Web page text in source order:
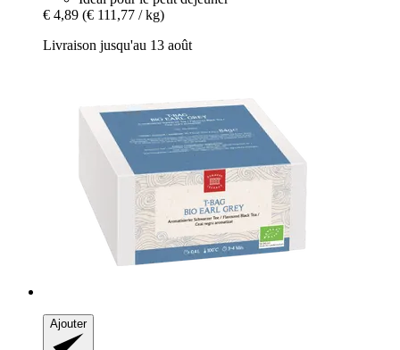
€ 4,89 (€ 111,77 / kg)
Livraison jusqu'au 13 août
Ajouter